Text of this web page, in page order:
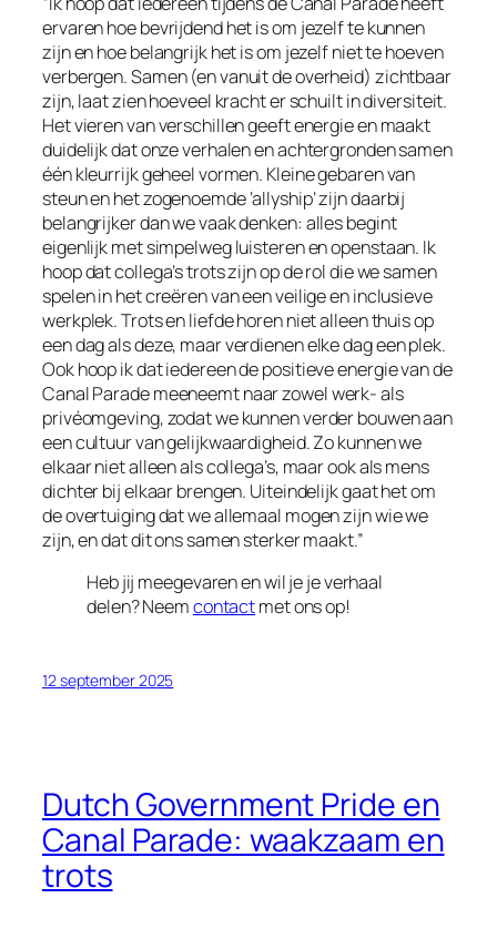
ervaren hoe bevrijdend het is om jezelf te kunnen
zijn en hoe belangrijk het is om jezelf niet te hoeven
verbergen. Samen (en vanuit de overheid) zichtbaar
zijn, laat zien hoeveel kracht er schuilt in diversiteit.
Het vieren van verschillen geeft energie en maakt
duidelijk dat onze verhalen en achtergronden samen
één kleurrijk geheel vormen. Kleine gebaren van
steun en het zogenoemde ‘allyship’ zijn daarbij
belangrijker dan we vaak denken: alles begint
eigenlijk met simpelweg luisteren en openstaan. Ik
hoop dat collega’s trots zijn op de rol die we samen
spelen in het creëren van een veilige en inclusieve
werkplek. Trots en liefde horen niet alleen thuis op
een dag als deze, maar verdienen elke dag een plek.
Ook hoop ik dat iedereen de positieve energie van de
Canal Parade meeneemt naar zowel werk- als
privéomgeving, zodat we kunnen verder bouwen aan
een cultuur van gelijkwaardigheid. Zo kunnen we
elkaar niet alleen als collega’s, maar ook als mens
dichter bij elkaar brengen. Uiteindelijk gaat het om
de overtuiging dat we allemaal mogen zijn wie we
zijn, en dat dit ons samen sterker maakt.”
Heb jij meegevaren en wil je je verhaal
delen? Neemcontactmet ons op!
12 september 2025
Dutch Government Pride en
Canal Parade: waakzaam en
trots